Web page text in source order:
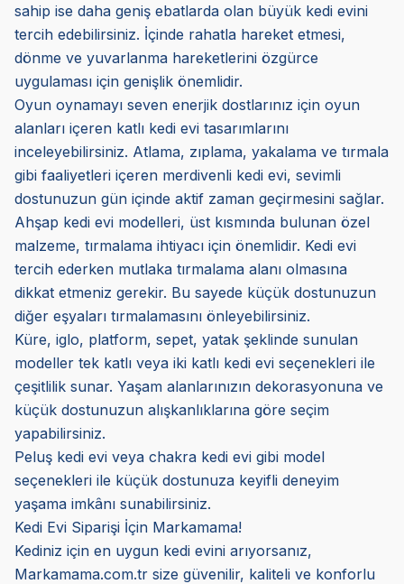
sahip ise daha geniş ebatlarda olan büyük kedi evini
tercih edebilirsiniz. İçinde rahatla hareket etmesi,
dönme ve yuvarlanma hareketlerini özgürce
uygulaması için genişlik önemlidir.
Oyun oynamayı seven enerjik dostlarınız için oyun
alanları içeren katlı kedi evi tasarımlarını
inceleyebilirsiniz. Atlama, zıplama, yakalama ve tırmala
gibi faaliyetleri içeren merdivenli kedi evi, sevimli
dostunuzun gün içinde aktif zaman geçirmesini sağlar.
Ahşap kedi evi modelleri, üst kısmında bulunan özel
malzeme, tırmalama ihtiyacı için önemlidir. Kedi evi
tercih ederken mutlaka tırmalama alanı olmasına
dikkat etmeniz gerekir. Bu sayede küçük dostunuzun
diğer eşyaları tırmalamasını önleyebilirsiniz.
Küre, iglo, platform, sepet, yatak şeklinde sunulan
modeller tek katlı veya iki katlı kedi evi seçenekleri ile
çeşitlilik sunar. Yaşam alanlarınızın dekorasyonuna ve
küçük dostunuzun alışkanlıklarına göre seçim
yapabilirsiniz.
Peluş kedi evi veya chakra kedi evi gibi model
seçenekleri ile küçük dostunuza keyifli deneyim
yaşama imkânı sunabilirsiniz.
Kedi Evi Siparişi İçin Markamama!
Kediniz için en uygun kedi evini arıyorsanız,
Markamama.com.tr size güvenilir, kaliteli ve konforlu